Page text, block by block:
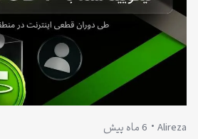
Alireza 6 ماه پیش